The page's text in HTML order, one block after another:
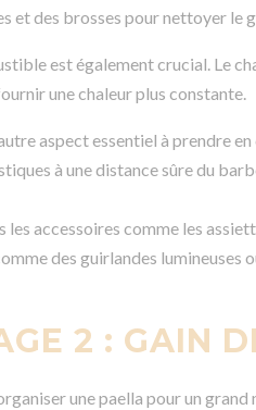
et des brosses pour nettoyer le
est également crucial. Le
une chaleur plus constante.
aspect essentiel à prendre
à une distance sûre du
les accessoires comme les
des guirlandes lumineuses
2 : GAIN
une paella pour un